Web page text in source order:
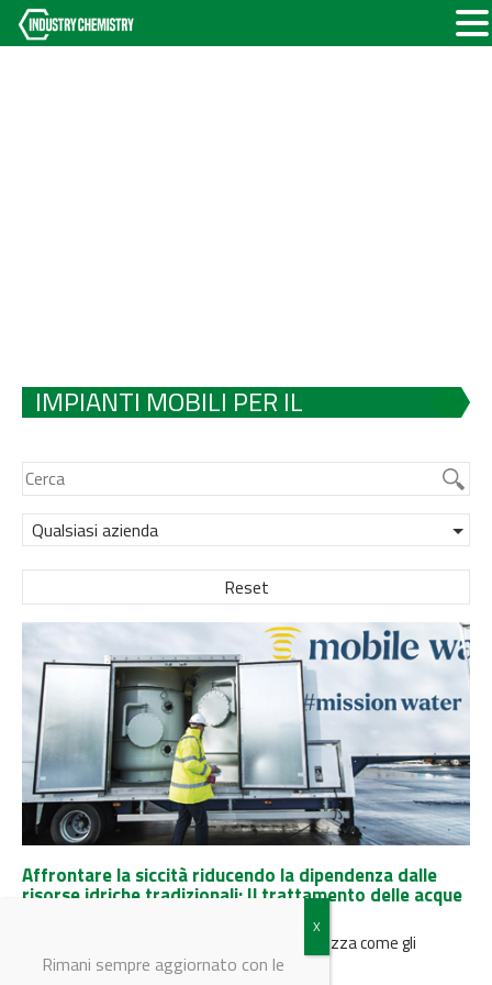
IMPIANTI MOBILI PER IL
TRATTAMENTO DELL’ACQUA E DELLE
ACQUE REFLUE
Qualsiasi azienda
Reset
Affrontare la siccità riducendo la dipendenza dalle
risorse idriche tradizionali: Il trattamento delle acque
Emilio Turchi di Mobile Water Solutions analizza come gli
impianti mobili per...
Rimani sempre aggiornato con le